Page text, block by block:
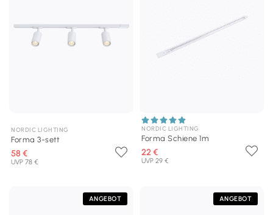
NORDIC LIGHTING
Forma 3-sett
58 €
UVP 78 €
NORDIC LIGHTING
Forma Schiene 1m
22 €
UVP 29 €
ANGEBOT ANGEBOT